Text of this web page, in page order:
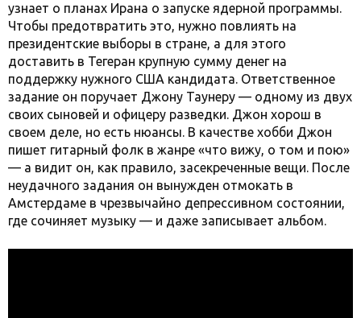
узнает о планах Ирана о запуске ядерной программы.
Чтобы предотвратить это, нужно повлиять на
президентские выборы в стране, а для этого
доставить в Тегеран крупную сумму денег на
поддержку нужного США кандидата. Ответственное
задание он поручает Джону Таунеру — одному из двух
своих сыновей и офицеру разведки. Джон хорош в
своем деле, но есть нюансы. В качестве хобби Джон
пишет гитарный фолк в жанре «что вижу, о том и пою»
— а видит он, как правило, засекреченные вещи. После
неудачного задания он вынужден отмокать в
Амстердаме в чрезвычайно депрессивном состоянии,
где сочиняет музыку — и даже записывает альбом.